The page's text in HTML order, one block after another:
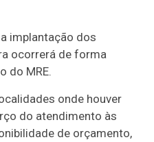
implantação dos
ocorrerá de forma
do MRE.
onde houver
do atendimento às
de orçamento,